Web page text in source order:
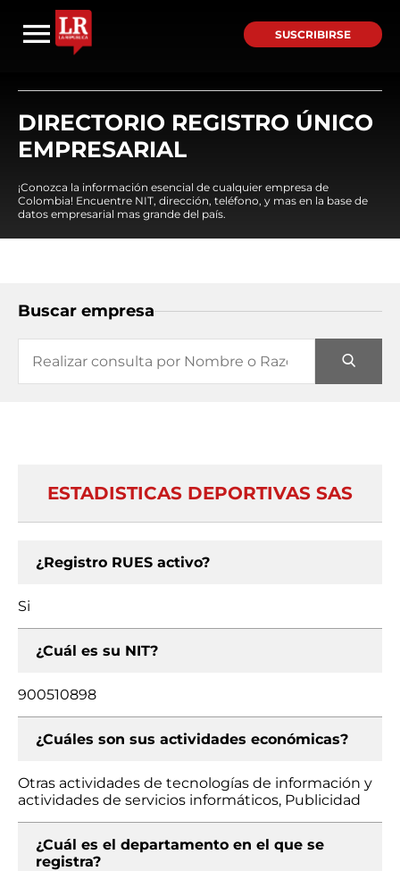
SUSCRIBIRSE
DIRECTORIO REGISTRO ÚNICO
EMPRESARIAL
¡Conozca la información esencial de cualquier empresa de
Colombia! Encuentre NIT, dirección, teléfono, y mas en la base de
datos empresarial mas grande del país.
Buscar empresa
ESTADISTICAS DEPORTIVAS SAS
¿Registro RUES activo?
Si
¿Cuál es su NIT?
900510898
¿Cuáles son sus actividades económicas?
Otras actividades de tecnologías de información y
actividades de servicios informáticos, Publicidad
¿Cuál es el departamento en el que se
registra?